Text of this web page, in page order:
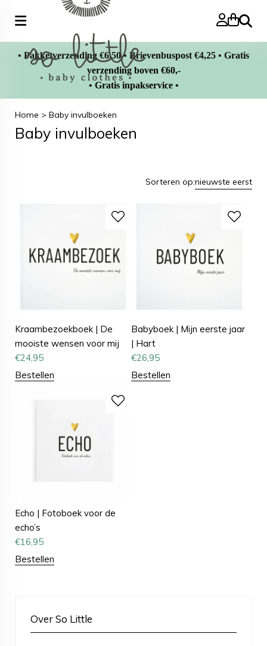
Zoeken
• Pakketverzending €6,50 • Brievenbuspost €4,25 • Gratis
verzending boven €60,-
• Gratis inpakservice •
Home > Baby invulboeken
Baby invulboeken
Sorteren op:nieuwste eerst
Kraambezoekboek | De
mooiste wensen voor mij
€24,95
Bestellen
Babyboek | Mijn eerste jaar
| Hart
€26,95
Bestellen
Echo | Fotoboek voor de
echo’s
€16,95
Bestellen
Over So Little